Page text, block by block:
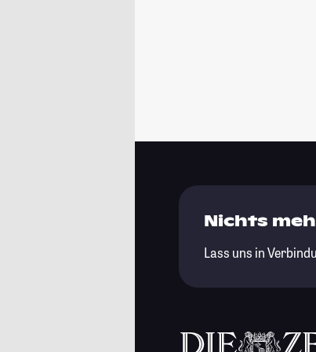
Nichts
Lass uns in